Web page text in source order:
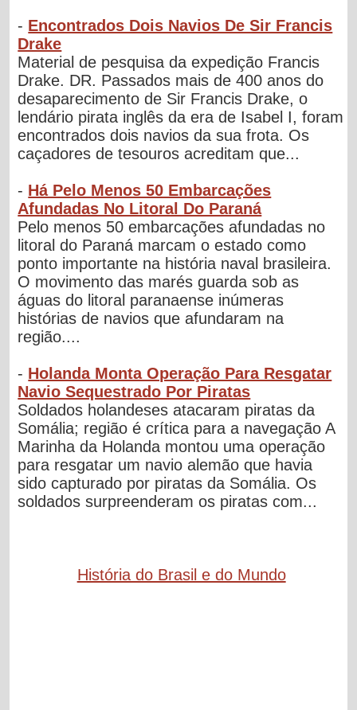
- Encontrados Dois Navios De Sir Francis
Drake
Material de pesquisa da expedição Francis
Drake. DR. Passados mais de 400 anos do
desaparecimento de Sir Francis Drake, o
lendário pirata inglês da era de Isabel I, foram
encontrados dois navios da sua frota. Os
caçadores de tesouros acreditam que...
- Há Pelo Menos 50 Embarcações
Afundadas No Litoral Do Paraná
Pelo menos 50 embarcações afundadas no
litoral do Paraná marcam o estado como
ponto importante na história naval brasileira.
O movimento das marés guarda sob as
águas do litoral paranaense inúmeras
histórias de navios que afundaram na
região....
- Holanda Monta Operação Para Resgatar
Navio Sequestrado Por Piratas
Soldados holandeses atacaram piratas da
Somália; região é crítica para a navegação A
Marinha da Holanda montou uma operação
para resgatar um navio alemão que havia
sido capturado por piratas da Somália. Os
soldados surpreenderam os piratas com...
História do Brasil e do Mundo